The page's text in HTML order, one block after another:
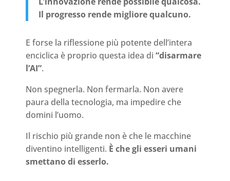
Il progresso rende migliore qualcuno.
E forse la riflessione più potente dell’intera
enciclica è proprio questa idea di “disarmare
l’AI”.
Non spegnerla. Non fermarla. Non avere
paura della tecnologia, ma impedire che
domini l’uomo.
Il rischio più grande non è che le macchine
diventino intelligenti. È che gli esseri umani
smettano di esserlo.